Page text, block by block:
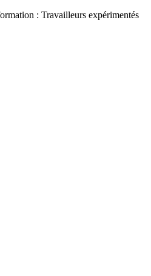
: Travailleurs expérimentés